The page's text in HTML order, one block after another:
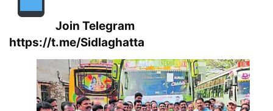
Join Telegram
https://t.me/Sidlaghatta